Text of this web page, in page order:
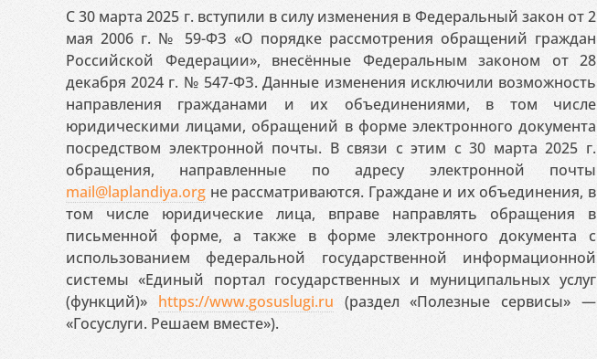
С 30 марта 2025 г. вступили в силу изменения в Федеральный закон от 2
мая 2006 г. № 59-ФЗ «О порядке рассмотрения обращений граждан
Российской Федерации», внесённые Федеральным законом от 28
декабря 2024 г. № 547-ФЗ. Данные изменения исключили возможность
направления гражданами и их объединениями, в том числе
юридическими лицами, обращений в форме электронного документа
посредством электронной почты. В связи с этим с 30 марта 2025 г.
обращения, направленные по адресу электронной почты
mail@laplandiya.org не рассматриваются. Граждане и их объединения, в
том числе юридические лица, вправе направлять обращения в
письменной форме, а также в форме электронного документа с
использованием федеральной государственной информационной
системы «Единый портал государственных и муниципальных услуг
(функций)» https://www.gosuslugi.ru (раздел «Полезные сервисы» —
«Госуслуги. Решаем вместе»).